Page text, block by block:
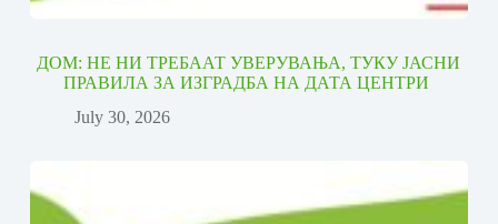
ДОМ: НЕ НИ ТРЕБААТ УВЕРУВАЊА, ТУКУ ЈАСНИ
ПРАВИЛА ЗА ИЗГРАДБА НА ДАТА ЦЕНТРИ
July 30, 2026